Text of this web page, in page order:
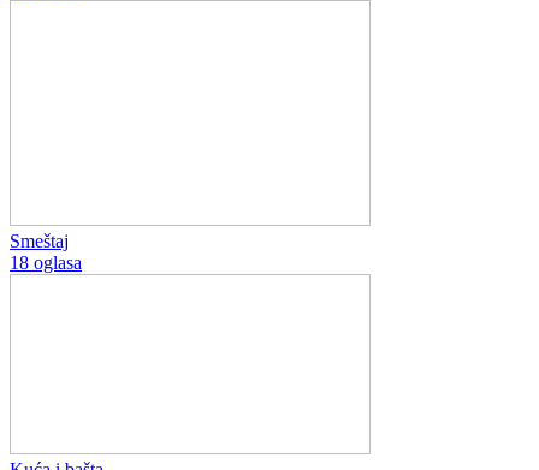
Smeštaj
18 oglasa